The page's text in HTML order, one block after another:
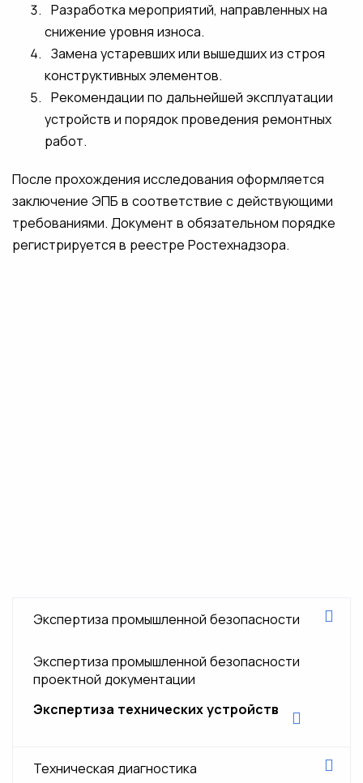
Разработка мероприятий, направленных на
снижение уровня износа.
Замена устаревших или вышедших из строя
конструктивных элементов.
Рекомендации по дальнейшей эксплуатации
устройств и порядок проведения ремонтных
работ.
После прохождения исследования оформляется
заключение ЭПБ в соответствие с действующими
требованиями. Документ в обязательном порядке
регистрируется в реестре Ростехнадзора.
Экспертиза промышленной безопасности
Экспертиза промышленной безопасности
проектной документации
Экспертиза технических устройств
Техническая диагностика